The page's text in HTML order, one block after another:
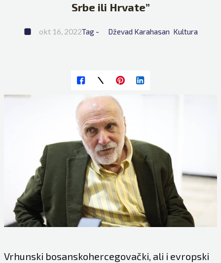
Srbe ili Hrvate”
okt 16, 2022Tag - Dževad Karahasan Kultura
Vrhunski bosanskohercegovački, ali i evropski